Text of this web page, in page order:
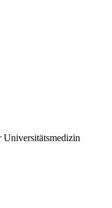
Universitätsmedizin